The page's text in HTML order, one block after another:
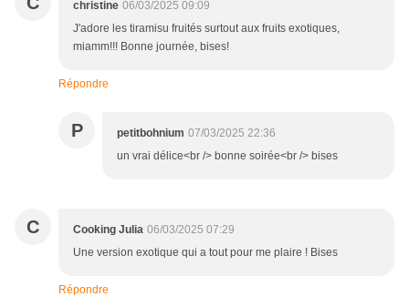
christine 06/03/2025 09:09
J'adore les tiramisu fruités surtout aux fruits exotiques,
miamm!!! Bonne journée, bises!
Répondre
P petitbohnium 07/03/2025 22:36
un vrai délice<br /> bonne soirée<br /> bises
C Cooking Julia 06/03/2025 07:29
Une version exotique qui a tout pour me plaire ! Bises
Répondre